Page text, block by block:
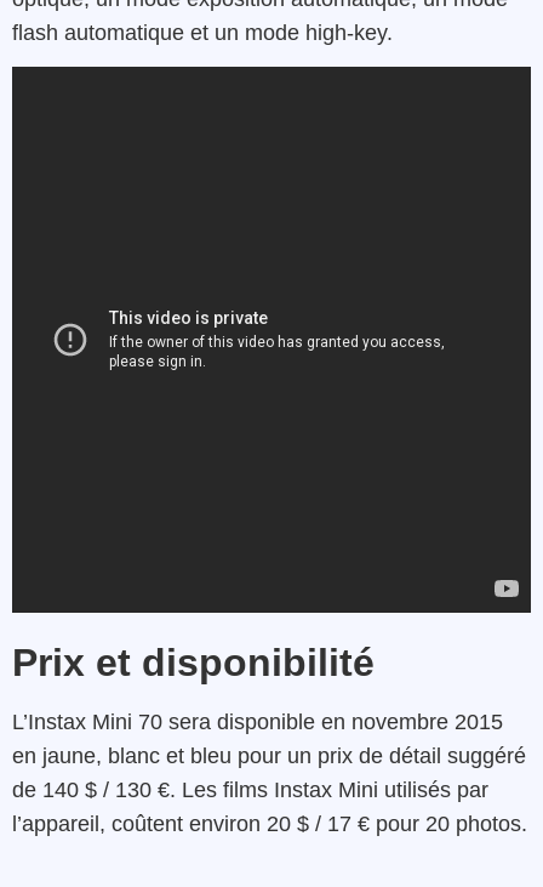
flash automatique et un mode high-key.
Prix et disponibilité
L’Instax Mini 70 sera disponible en novembre 2015
en jaune, blanc et bleu pour un prix de détail suggéré
de 140 $ / 130 €. Les films Instax Mini utilisés par
l’appareil, coûtent environ 20 $ / 17 € pour 20 photos.